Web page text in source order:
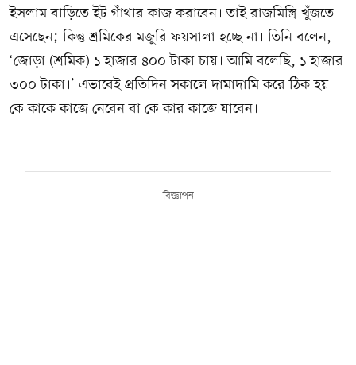
ইসলাম বাড়িতে ইট গাঁথার কাজ করাবেন। তাই রাজমিস্ত্রি খুঁজতে
এসেছেন; কিন্তু শ্রমিকের মজুরি ফয়সালা হচ্ছে না। তিনি বলেন,
‘জোড়া (শ্রমিক) ১ হাজার ৪০০ টাকা চায়। আমি বলেছি, ১ হাজার
৩০০ টাকা।’ এভাবেই প্রতিদিন সকালে দামাদামি করে ঠিক হয়
কে কাকে কাজে নেবেন বা কে কার কাজে যাবেন।
বিজ্ঞাপন